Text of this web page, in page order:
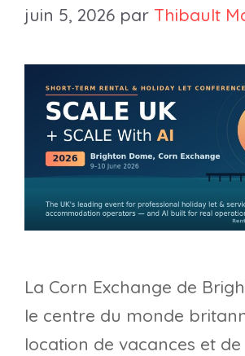
juin 5, 2026 par Thibault
La Corn Exchange de
le centre du monde
location de vacances et de